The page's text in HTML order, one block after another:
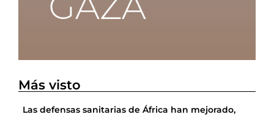
Más visto
Las defensas sanitarias de África han mejorado,